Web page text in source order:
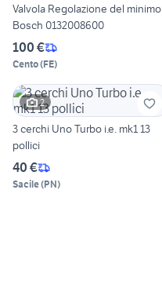
Valvola Regolazione del minimo
Bosch 0132008600
100 €
Cento(FE)
2
3 cerchi Uno Turbo i.e. mk1 13
pollici
40 €
Sacile(PN)